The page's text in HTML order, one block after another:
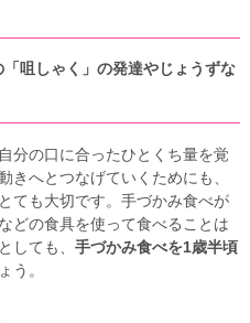
「咀しゃく」の発達やじょうずな
分の口に合ったひとくち量を覚
きへとつなげていくためにも、
ても大切です。手づかみ食べが
どの食具を使って食べることは
しても、 手づかみ食べを1歳半頃
う。